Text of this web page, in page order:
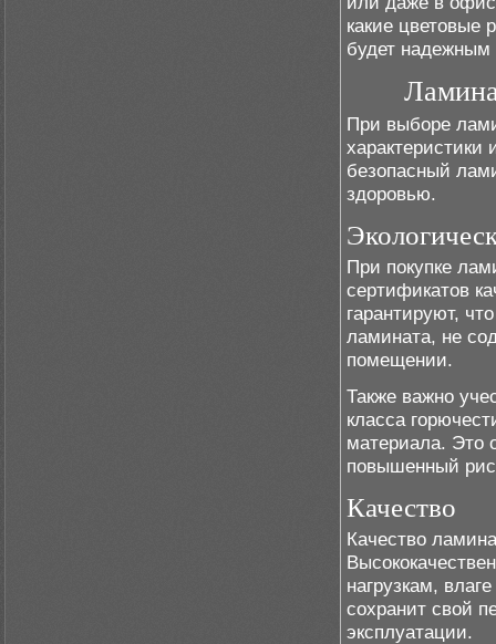
какие цветовые
будет
При выборе
характеристики
безопасный
здоровью.
При покупке
сертификатов
гарантируют,
ламината, не
помещении.
Также важно
класса
материала. Это
повышенный
Качество
Качество
нагрузкам,
сохранит свой
эксплуатации.